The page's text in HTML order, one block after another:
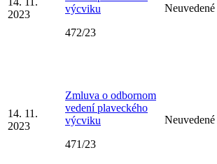
2023
výcviku
472/23
Neuvedené
14. 11.
2023
Zmluva o odbornom
vedení plaveckého
výcviku
471/23
Neuvedené